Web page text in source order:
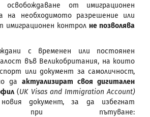
освобождаване от имиграционен
на необходимото разрешение или
имиграционен контрол не позволява
с временен или постоянен
във Великобритания, на които
или документ за самоличност,
да актуализират своя дигитален
(UK Visas and Immigration Account)
документ, за да избегнат
при пътуване: